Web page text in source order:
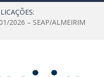
2026 – SEAP/ALMEIRIM